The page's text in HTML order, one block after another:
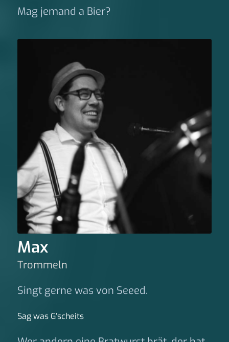
Mag jemand a Bier?
Max
Trommeln
Singt gerne was von Seeed.
Sag was G‘scheits